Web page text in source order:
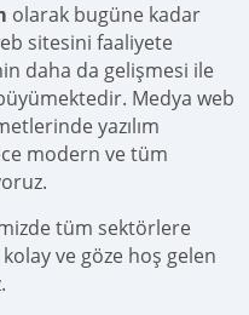
olarak bugüne kadar
sitesini faaliyete
daha da gelişmesi ile
Medya web
yazılım
modern ve tüm
tüm sektörlere
ve göze hoş gelen